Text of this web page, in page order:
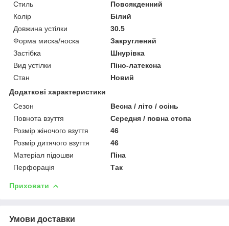
Стиль
Повсякденний
Колір
Білий
Довжина устілки
30.5
Форма миска/носка
Закруглений
Застібка
Шнурівка
Вид устілки
Піно-латексна
Стан
Новий
Додаткові характеристики
Сезон
Весна / літо / осінь
Повнота взуття
Середня / повна стопа
Розмір жіночого взуття
46
Розмір дитячого взуття
46
Матеріал підошви
Піна
Перфорація
Так
Приховати
Умови доставки